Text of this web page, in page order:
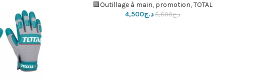
Outillage à main, promotion,TOTAL🟩
د.ج5,500 د.ج4,500